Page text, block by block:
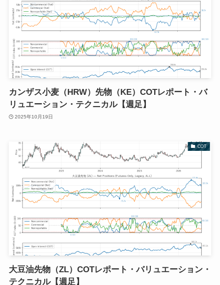
カンザス小麦（HRW）先物（KE）COTレポート・バ
リュエーション・テクニカル【週足】
2025年10月19日
COT
大豆油先物（ZL）COTレポート・バリュエーション・
テクニカル【週足】